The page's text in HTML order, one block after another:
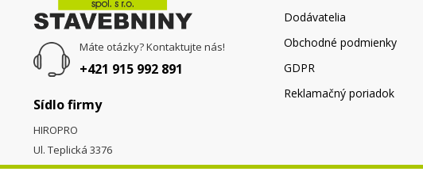
Máte otázky? Kontaktujte nás!
+421 915 992 891
Sídlo firmy
HIROPRO
Ul. Teplická 3376
058 01Poprad
Dodávatelia
Obchodné podmienky
GDPR
Reklamačný poriadok